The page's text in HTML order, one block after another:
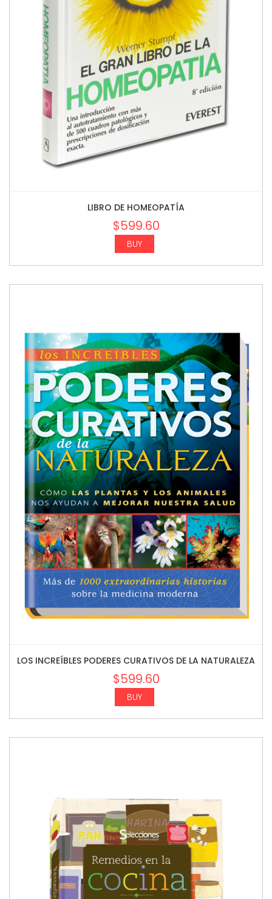
LIBRO DE HOMEOPATÍA
$599.60
BUY
LOS INCREÍBLES PODERES CURATIVOS DE LA NATURALEZA
$599.60
BUY